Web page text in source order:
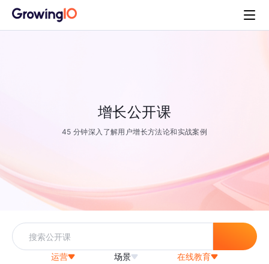
增长公开课
45 分钟深入了解用户增长方法论和实战案例
运营 场景 在线教育